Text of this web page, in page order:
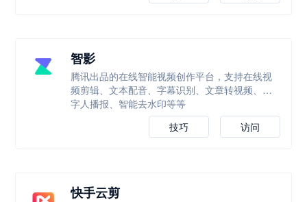
智影
腾讯出品的在线智能视频创作平台，支持在线视
频剪辑、文本配音、字幕识别、文章转视频、数
字人播报、智能去水印等等
访问
技巧
快手云剪